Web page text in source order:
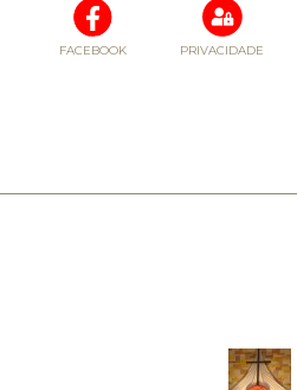
FACEBOOK PRIVACIDADE